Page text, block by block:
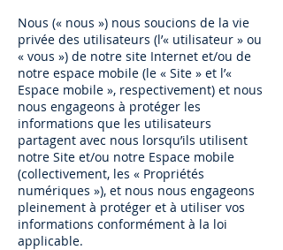
Nous (« nous ») nous soucions de la vie
privée des utilisateurs (l’« utilisateur » ou
« vous ») de notre site Internet et/ou de
notre espace mobile (le « Site » et l’«
Espace mobile », respectivement) et nous
nous engageons à protéger les
informations que les utilisateurs
partagent avec nous lorsqu’ils utilisent
notre Site et/ou notre Espace mobile
(collectivement, les « Propriétés
numériques »), et nous nous engageons
pleinement à protéger et à utiliser vos
informations conformément à la loi
applicable.